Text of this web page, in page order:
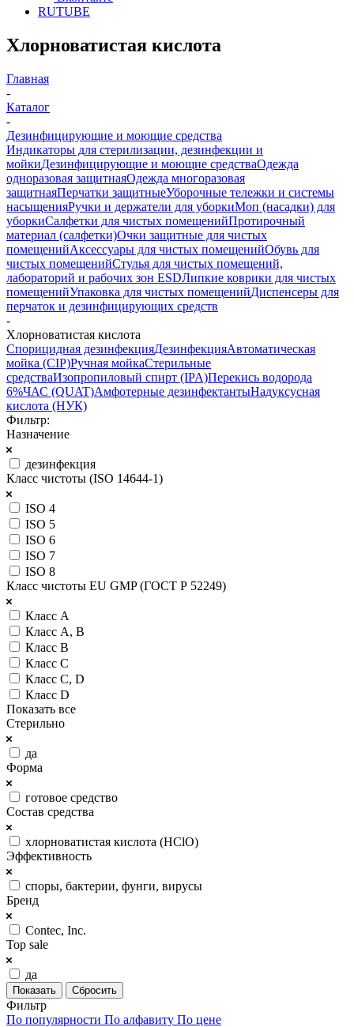
RUTUBE
Хлорноватистая кислота
Главная
-
Каталог
-
Дезинфицирующие и моющие средства
Индикаторы для стерилизации, дезинфекции и
мойкиДезинфицирующие и моющие средстваОдежда
одноразовая защитнаяОдежда многоразовая
защитнаяПерчатки защитныеУборочные тележки и системы
насыщенияРучки и держатели для уборкиМоп (насадки) для
уборкиСалфетки для чистых помещенийПротирочный
материал (салфетки)Очки защитные для чистых
помещенийАксессуары для чистых помещенийОбувь для
чистых помещенийСтулья для чистых помещений,
лабораторий и рабочих зон ESDЛипкие коврики для чистых
помещенийУпаковка для чистых помещенийДиспенсеры для
перчаток и дезинфицирующих средств
-
Хлорноватистая кислота
Спорицидная дезинфекцияДезинфекцияАвтоматическая
мойка (CIP)Ручная мойкаСтерильные
средстваИзопропиловый спирт (IPA)Перекись водорода
6%ЧАС (QUAT)Амфотерные дезинфектантыНадуксусная
кислота (НУК)
Фильтр:
Назначение
дезинфекция
Класс чистоты (ISO 14644-1)
ISO 4
ISO 5
ISO 6
ISO 7
ISO 8
Класс чистоты EU GMP (ГОСТ Р 52249)
Класс A
Класс A, B
Класс B
Класс C
Класс C, D
Класс D
Показать все
Стерильно
да
Форма
готовое средство
Состав средства
хлорноватистая кислота (HClO)
Эффективность
споры, бактерии, фунги, вирусы
Бренд
Contec, Inc.
Top sale
да
Сбросить
Фильтр
По популярности По алфавиту По цене